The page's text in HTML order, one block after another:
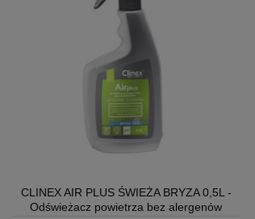
CLINEX AIR PLUS ŚWIEŻA BRYZA 0,5L -
Odświeżacz powietrza bez alergenów